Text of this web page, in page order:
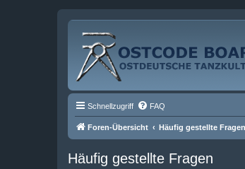
Schnellzugriff FAQ
Foren-Übersicht Häufig gestellte Fragen
Häufig gestellte Fragen